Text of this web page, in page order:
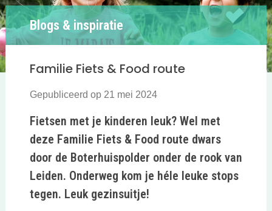
Blogs & inspiratie
Familie Fiets & Food route
Gepubliceerd op 21 mei 2024
Fietsen met je kinderen leuk? Wel met
deze Familie Fiets & Food route dwars
door de Boterhuispolder onder de rook van
Leiden. Onderweg kom je héle leuke stops
tegen. Leuk gezinsuitje!